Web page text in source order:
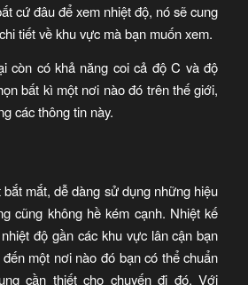
cứ đâu để xem nhiệt độ, nó sẽ cung
tiết về khu vực mà bạn muốn xem.
còn có khả năng coi cả độ C và độ
bất kì một nơi nào đó trên thế giới,
các thông tin này.
mắt, dễ dàng sử dụng những hiệu
cũng không hề kém cạnh. Nhiệt kế
độ gần các khu vực lân cận bạn
một nơi nào đó bạn có thể chuẩn
cần thiết cho chuyến đi đó. Với